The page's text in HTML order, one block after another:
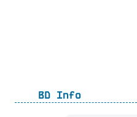
BD Info